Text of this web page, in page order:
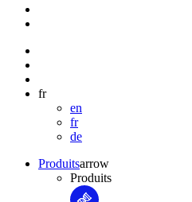
fr
en
fr
de
Produitsarrow
Produits